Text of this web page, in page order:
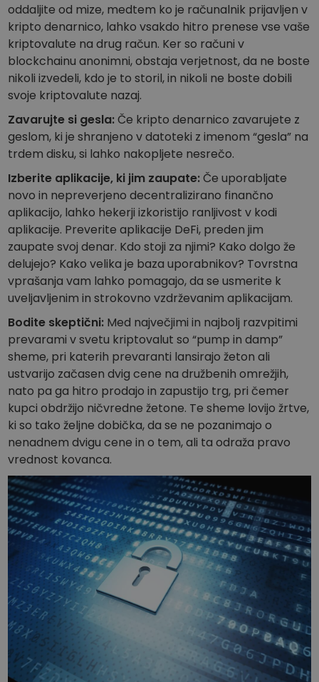
oddaljite od mize, medtem ko je računalnik prijavljen v
kripto denarnico, lahko vsakdo hitro prenese vse vaše
kriptovalute na drug račun. Ker so računi v
blockchainu anonimni, obstaja verjetnost, da ne boste
nikoli izvedeli, kdo je to storil, in nikoli ne boste dobili
svoje kriptovalute nazaj.
Zavarujte si gesla:Če kripto denarnico zavarujete z
geslom, ki je shranjeno v datoteki z imenom “gesla” na
trdem disku, si lahko nakopljete nesrečo.
Izberite aplikacije, ki jim zaupate:Če uporabljate
novo in nepreverjeno decentralizirano finančno
aplikacijo, lahko hekerji izkoristijo ranljivost v kodi
aplikacije. Preverite aplikacije DeFi, preden jim
zaupate svoj denar. Kdo stoji za njimi? Kako dolgo že
delujejo? Kako velika je baza uporabnikov? Tovrstna
vprašanja vam lahko pomagajo, da se usmerite k
uveljavljenim in strokovno vzdrževanim aplikacijam.
Bodite skeptični: Med največjimi in najbolj razvpitimi
prevarami v svetu kriptovalut so “pump in damp”
sheme, pri katerih prevaranti lansirajo žeton ali
ustvarijo začasen dvig cene na družbenih omrežjih,
nato pa ga hitro prodajo in zapustijo trg, pri čemer
kupci obdržijo ničvredne žetone. Te sheme lovijo žrtve,
ki so tako željne dobička, da se ne pozanimajo o
nenadnem dvigu cene in o tem, ali ta odraža pravo
vrednost kovanca.